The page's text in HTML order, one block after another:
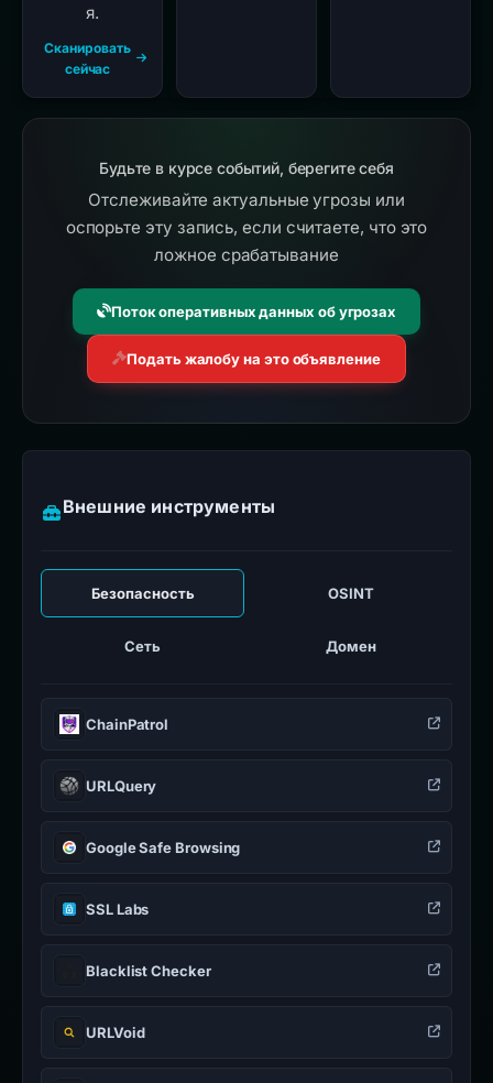
я.
Сканировать
сейчас
Будьте в курсе событий, берегите себя
Отслеживайте актуальные угрозы или
оспорьте эту запись, если считаете, что это
ложное срабатывание
Поток оперативных данных об угрозах
Подать жалобу на это объявление
Внешние инструменты
Безопасность OSINT
Сеть Домен
ChainPatrol
URLQuery
Google Safe Browsing
SSL Labs
Blacklist Checker
URLVoid